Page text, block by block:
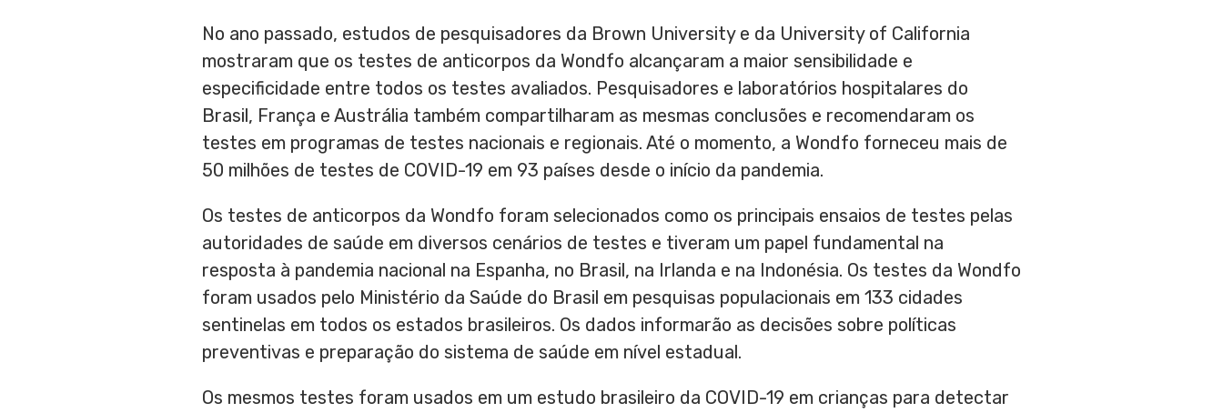
No ano passado, estudos de pesquisadores da Brown Universitye da University of California
mostraram que os testes de anticorpos da Wondfo alcançaram a maior sensibilidade e
especificidade entre todos os testes avaliados. Pesquisadores e laboratórios hospitalares do
Brasil, França e Austrália também compartilharam as mesmas conclusões e recomendaram os
testes em programas de testes nacionais e regionais. Até o momento, a Wondfo forneceu mais de
50 milhões de testes de COVID-19 em 93 países desde o início da pandemia.
Os testes de anticorpos da Wondfo foram selecionados como os principais ensaios de testes pelas
autoridades de saúde em diversos cenários de testes e tiveram um papel fundamental na
resposta à pandemia nacional na Espanha, no Brasil, na Irlanda e na Indonésia. Os testes da Wondfo
foram usados pelo Ministério da Saúde do Brasil em pesquisas populacionais em 133 cidades
sentinelas em todos os estados brasileiros. Os dados informarão as decisões sobre políticas
preventivas e preparação do sistema de saúde em nível estadual.
Os mesmos testes foram usados em um estudo brasileiro da COVID-19 em crianças para detectar